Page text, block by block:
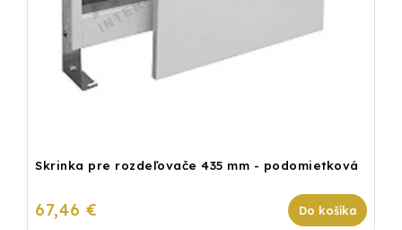
Skrinka pre rozdeľovače 435 mm - podomietková
67,46 € Do košíka